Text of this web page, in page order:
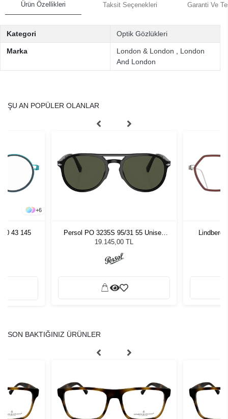
Ürün Özellikleri Taksit Seçenekleri Garanti Ve
Kategori Optik Gözlükleri
Marka London & London
London
And London
ŞU AN POPÜLER OLANLAR
+6
43 145
Persol PO 3235S 95/31 55 Unisex
Güneş Gözlüğü
19.145,00 TL
Lindberg
SON BAKTIĞINIZ ÜRÜNLER